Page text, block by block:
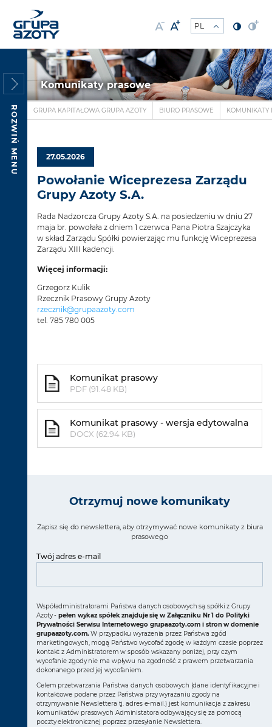
ROZWIŃ MENU
Komunikaty prasowe
GRUPA KAPITAŁOWA GRUPA AZOTY BIURO PRASOWE KOMUNIKATY
27.05.2026
Powołanie Wiceprezesa Zarządu
Grupy Azoty S.A.
Rada Nadzorcza Grupy Azoty S.A. na posiedzeniu w dniu 27
maja br. powołała z dniem 1 czerwca Pana Piotra Szajczyka
w skład Zarządu Spółki powierzając mu funkcję Wiceprezesa
Zarządu XIII kadencji.
Więcej informacji:
Grzegorz Kulik
Rzecznik Prasowy Grupy Azoty
rzecznik@grupaazoty.com
tel. 785 780 005
Komunikat prasowy
PDF (91.48 KB)
Komunikat prasowy - wersja edytowalna
DOCX (62.94 KB)
Otrzymuj nowe komunikaty
Zapisz się do newslettera, aby otrzymywać nowe komunikaty z biura
prasowego
Twój adres e-mail
Współadministratorami Państwa danych osobowych są spółki z Grupy
Azoty -pełen wykaz spółek znajduje się w Załączniku Nr 1 do Polityki
Prywatności Serwisu Internetowego grupaazoty.com i stron w domenie
grupaazoty.com.W przypadku wyrażenia przez Państwa zgód
marketingowych, mogą Państwo wycofać zgodę w każdym czasie poprzez
kontakt z Administratorem w sposób wskazany poniżej, przy czym
wycofanie zgody nie ma wpływu na zgodność z prawem przetwarzania
dokonanego przed jej wycofaniem.
Celem przetwarzania Państwa danych osobowych (dane identyfikacyjne i
kontaktowe podane przez Państwa przy wyrażaniu zgody na
otrzymywanie Newslettera tj. adres e-mail.) jest komunikacja z zakresu
komunikatów prasowych Administatora odbywający się za pomocą
poczty elektronicznej poprzez przesyłanie Newslettera.